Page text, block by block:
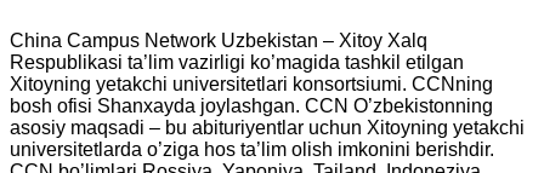
China Campus Network Uzbekistan – Xitoy Xalq
Respublikasi ta’lim vazirligi ko’magida tashkil etilgan
Xitoyning yetakchi universitetlari konsortsiumi. CCNning
bosh ofisi Shanxayda joylashgan. CCN O’zbekistonning
asosiy maqsadi – bu abituriyentlar uchun Xitoyning yetakchi
universitetlarda o’ziga hos ta’lim olish imkonini berishdir.